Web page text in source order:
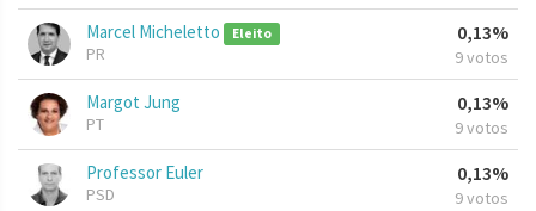
Marcel Micheletto Eleito
PR
0,13%
9 votos
Margot Jung
PT
0,13%
9 votos
Professor Euler
PSD
0,13%
9 votos